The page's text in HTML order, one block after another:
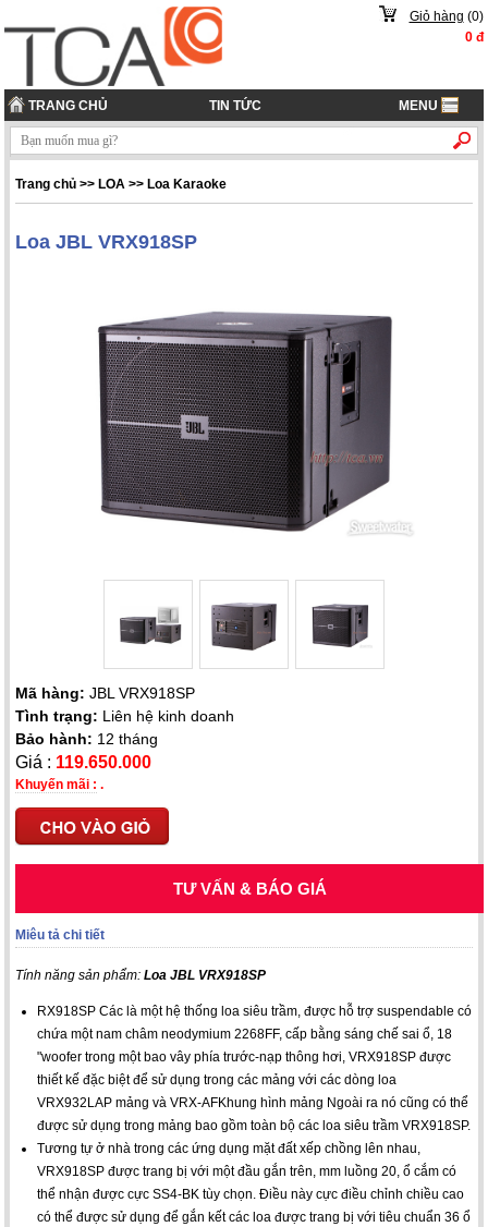
Giỏ hàng (0)
0đ
TRANG CHỦ TIN TỨC MENU
Trang chủ >> LOA >> Loa Karaoke
Loa JBL VRX918SP
Mã hàng:JBL VRX918SP
Tình trạng: Liên hệ kinh doanh
Bảo hành: 12 tháng
Giá : 119.650.000
Khuyến mãi : .
TƯ VẤN & BÁO GIÁ
Miêu tả chi tiết
Tính năng sản phẩm:Loa JBL VRX918SP
RX918SP Các là một hệ thống loa siêu trầm, được hỗ trợ suspendable có
chứa một nam châm neodymium 2268FF, cấp bằng sáng chế sai ổ, 18
"woofer trong một bao vây phía trước-nạp thông hơi, VRX918SP được
thiết kế đặc biệt để sử dụng trong các mảng với các dòng loa
VRX932LAP mảng và VRX-AFKhung hình mảng Ngoài ra nó cũng có thể
được sử dụng trong mảng bao gồm toàn bộ các loa siêu trầm VRX918SP.
Tương tự ở nhà trong các ứng dụng mặt đất xếp chồng lên nhau,
VRX918SP được trang bị với một đầu gắn trên, mm luồng 20, ổ cắm có
thể nhận được cực SS4-BK tùy chọn. Điều này cực điều chỉnh chiều cao
có thể được sử dụng để gắn kết các loa được trang bị với tiêu chuẩn 36 ổ